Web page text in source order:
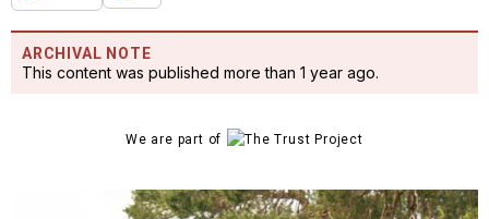
ARCHIVAL NOTE
This content was published more than 1 year ago.
We are part of